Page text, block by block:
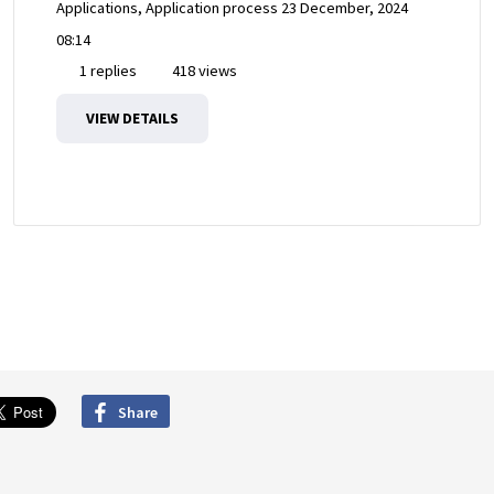
Applications, Application process 23 December, 2024
08:14
1 replies
418 views
VIEW DETAILS
Share